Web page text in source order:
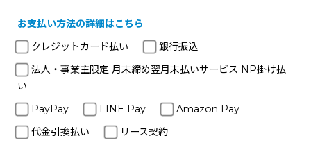
お支払い方法の詳細はこちら
クレジットカード払い
銀行振込
法人・事業主限定 月末締め翌月末払いサービス NP掛け払
い
PayPay
LINE Pay
Amazon Pay
代金引換払い
リース契約